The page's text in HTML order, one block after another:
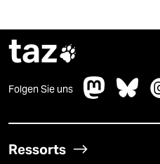
taz
Folgen Sie uns
Ressorts